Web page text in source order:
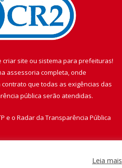
criar site ou sistema para prefeituras!
assessoria completa, onde
contrato que todas as exigências das
pública serão atendidas.
e o Radar da Transparência Pública
Leia mais